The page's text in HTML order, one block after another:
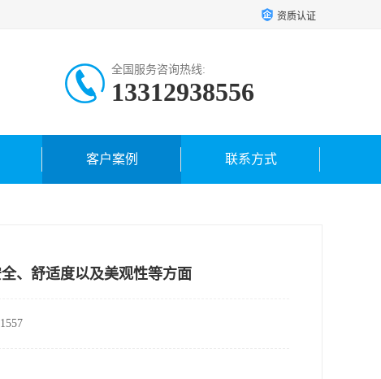
资质认证
全国服务咨询热线:
13312938556
客户案例 联系方式
、舒适度以及美观性等方面